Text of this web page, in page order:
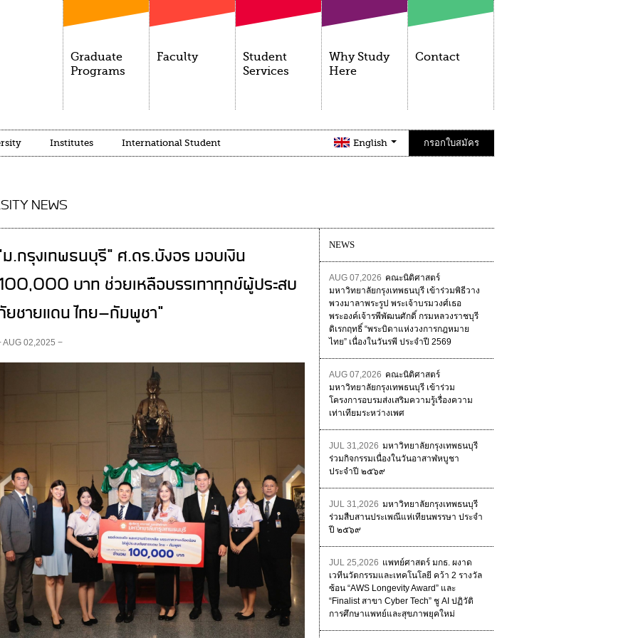
Graduate
Programs
Faculty
Student
Services
Why Study
Here
Contact
Institutes International Student English กรอกใบสมัคร
NEWS
.กรุงเทพธนบุรี" ศ.ดร.บังอร มอบเงิน
บาท ช่วยเหลือบรรเทาทุกข์ผู้ประสบ
ยชายแดน ไทย–กัมพูชา"
AUG 02,2025 −
NEWS
AUG 07,2026 คณะนิติศาสตร์
มหาวิทยาลัยกรุงเทพธนบุรี เข้าร่วมพิธีวาง
พวงมาลาพระรูป พระเจ้าบรมวงศ์เธอ
พระองค์เจ้ารพีพัฒนศักดิ์ กรมหลวงราชบุรี
ดิเรกฤทธิ์ “พระบิดาแห่งวงการกฎหมาย
ไทย” เนื่องในวันรพี ประจำปี 2569
AUG 07,2026 คณะนิติศาสตร์
มหาวิทยาลัยกรุงเทพธนบุรี เข้าร่วม
โครงการอบรมส่งเสริมความรู้เรื่องความ
เท่าเทียมระหว่างเพศ
JUL 31,2026 มหาวิทยาลัยกรุงเทพธนบุรี
ร่วมกิจกรรมเนื่องในวันอาสาฬหบูชา
ประจำปี ๒๕๖๙
JUL 31,2026 มหาวิทยาลัยกรุงเทพธนบุรี
ร่วมสืบสานประเพณีแห่เทียนพรรษา ประจำ
ปี ๒๕๖๙
JUL 25,2026 แพทย์ศาสตร์ มกธ. ผงาด
เวทีนวัตกรรมและเทคโนโลยี คว้า 2 รางวัล
ซ้อน “AWS Longevity Award” และ
“Finalist สาขา Cyber Tech” ชู AI ปฏิวัติ
การศึกษาแพทย์และสุขภาพยุคใหม่